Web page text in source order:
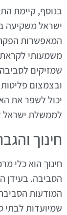
בנוסף, קיימת
ישראל משקיעה
המאפשרות
משמעותי
שמזיקים
ובצמצום
יכול לשפר את
לממשלת ישראל
חינוך
חינוך הוא כלי
הסביבה. בעידן
המודעות
שמיועדות לבתי